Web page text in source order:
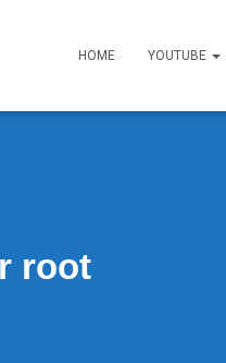
HOME YOUTUBE
root